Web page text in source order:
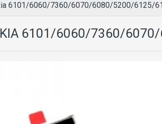
6101/6060/7360/6070/6080/5200/6125/
6101/6060/7360/